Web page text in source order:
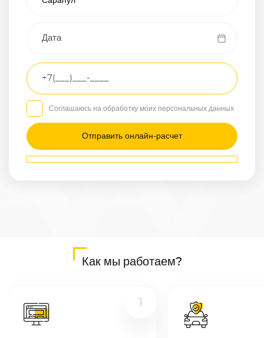
Грузовой
Другое
Транспортное
средство
Седан
/
Маршрут
Артем —
Соглашаюсь на обработку моих персональных данных
Как мы работаем?
1